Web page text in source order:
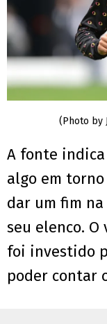
(Photo by
A fonte
algo em
dar um fim
seu elenco.
foi investido
poder contar